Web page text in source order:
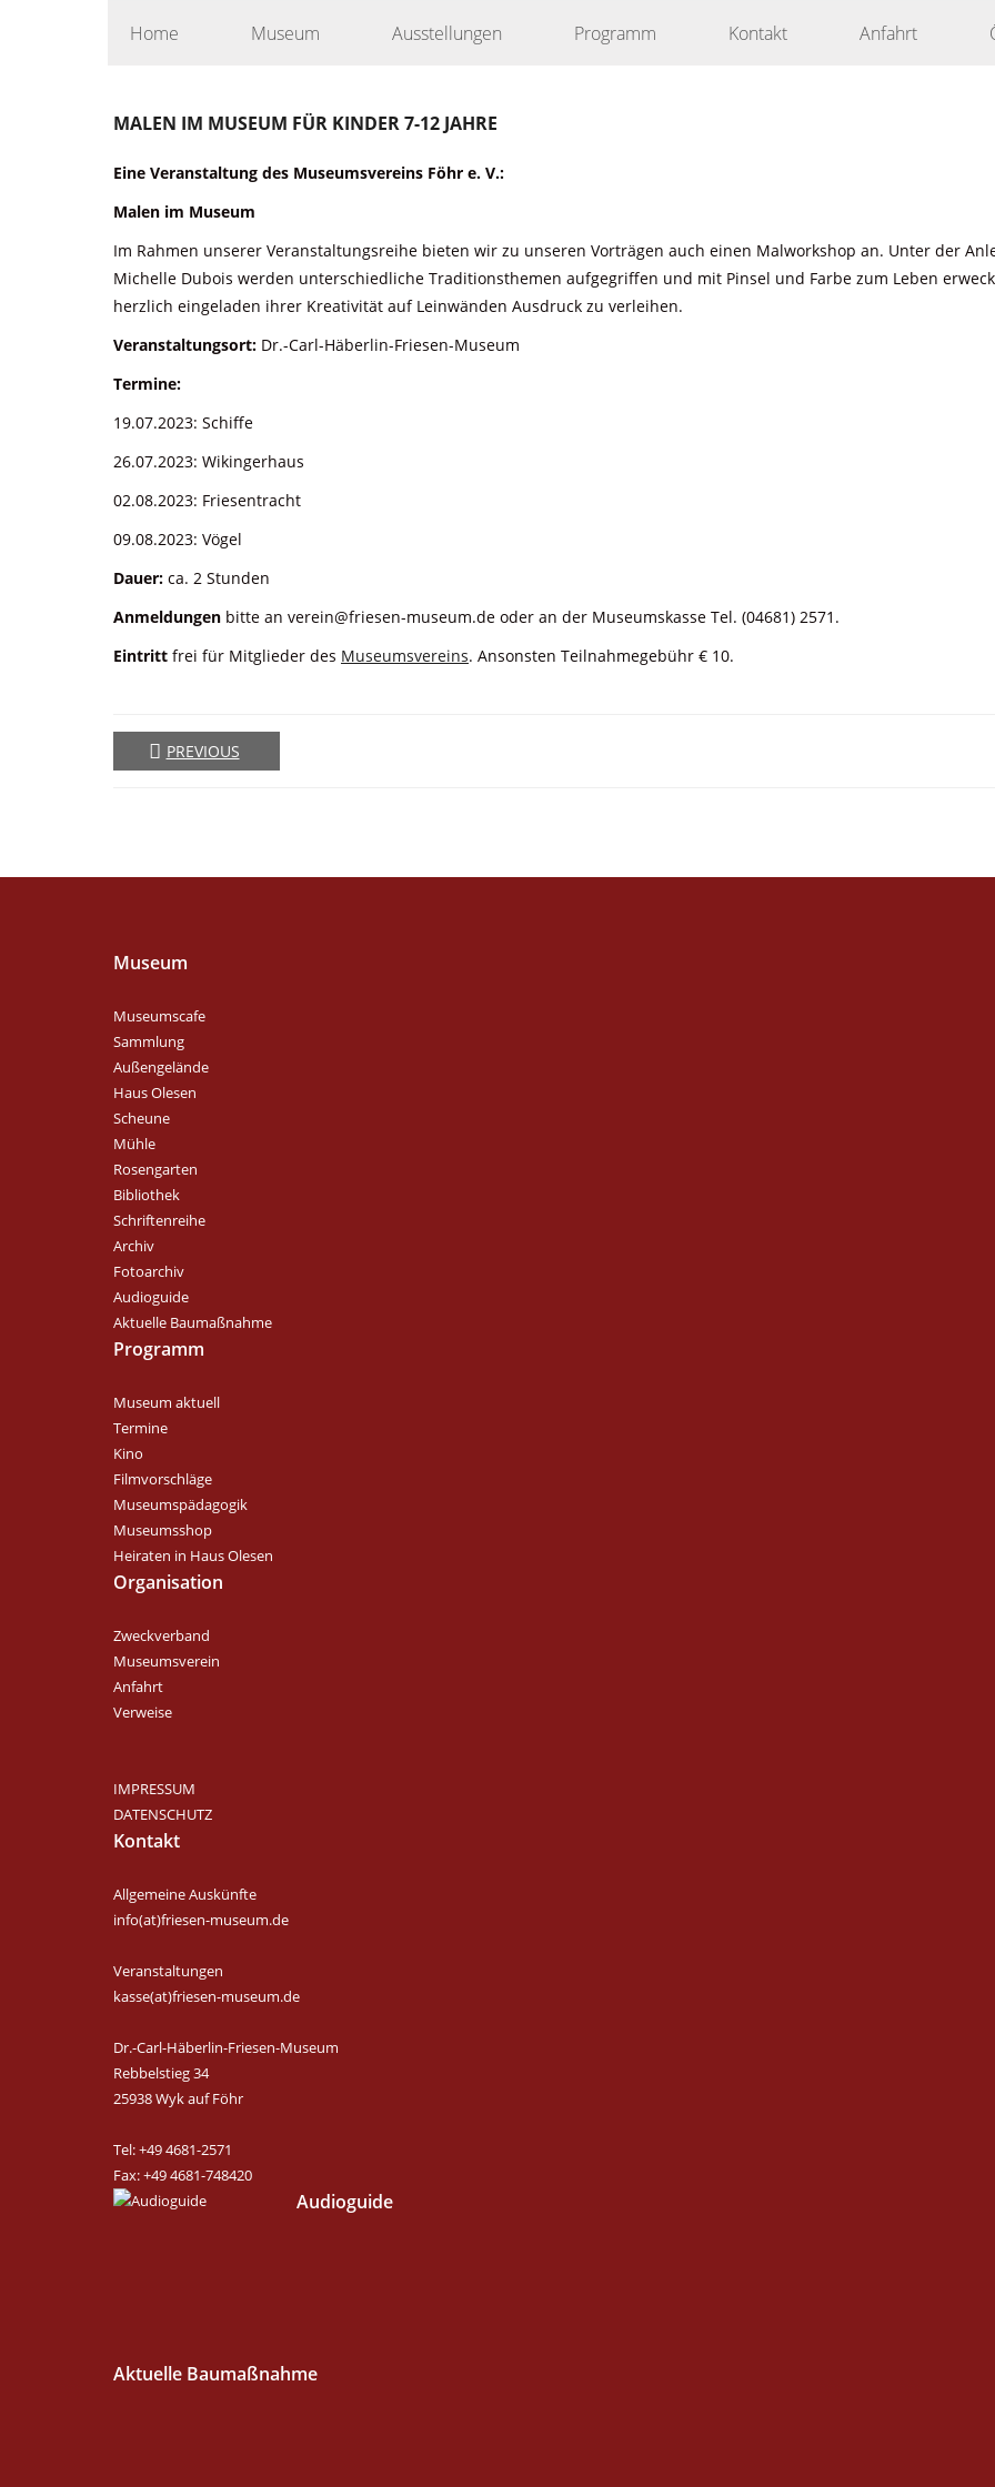
Home Museum Ausstellungen Programm Kontakt Anfahrt
MALEN IM MUSEUM FÜR KINDER 7-12 JAHRE
Eine Veranstaltung des Museumsvereins Föhr e. V.:
Malen im Museum
Im Rahmen unserer Veranstaltungsreihe bieten wir zu unseren Vorträgen auch einen Malworkshop an. Unter der
Michelle Dubois werden unterschiedliche Traditionsthemen aufgegriffen und mit Pinsel und Farbe zum Leben
herzlich eingeladen ihrer Kreativität auf Leinwänden Ausdruck zu verleihen.
Veranstaltungsort: Dr.-Carl-Häberlin-Friesen-Museum
Termine:
19.07.2023: Schiffe
26.07.2023: Wikingerhaus
02.08.2023: Friesentracht
09.08.2023: Vögel
Dauer: ca. 2 Stunden
Anmeldungen bitte an verein@friesen-museum.de oder an der Museumskasse Tel. (04681) 2571.
Eintritt frei für Mitglieder des Museumsvereins. Ansonsten Teilnahmegebühr € 10.
PREVIOUS
Museum
Museumscafe
Sammlung
Außengelände
Haus Olesen
Scheune
Mühle
Rosengarten
Bibliothek
Schriftenreihe
Archiv
Fotoarchiv
Audioguide
Aktuelle Baumaßnahme
Programm
Museum aktuell
Termine
Kino
Filmvorschläge
Museumspädagogik
Museumsshop
Heiraten in Haus Olesen
Organisation
Zweckverband
Museumsverein
Anfahrt
Verweise
IMPRESSUM
DATENSCHUTZ
Kontakt
Allgemeine Auskünfte
info(at)friesen-museum.de
Veranstaltungen
kasse(at)friesen-museum.de
Dr.-Carl-Häberlin-Friesen-Museum
Rebbelstieg 34
25938 Wyk auf Föhr
Tel: +49 4681-2571
Fax: +49 4681-748420
Audioguide
Aktuelle Baumaßnahme